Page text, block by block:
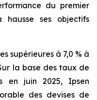
du premier
ses objectifs
supérieures à 7,0 % à
la base des taux de
en juin 2025, Ipsen
des devises de